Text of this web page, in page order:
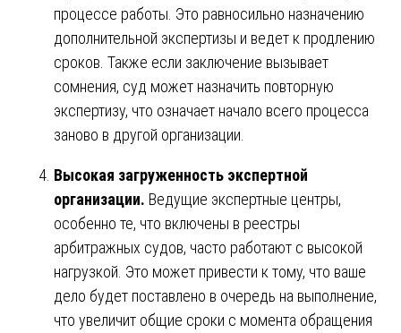
процессе работы. Это равносильно назначению
дополнительной экспертизы и ведет к продлению
сроков. Также если заключение вызывает
сомнения, суд может назначить повторную
экспертизу, что означает начало всего процесса
заново в другой организации.
Высокая загруженность экспертной
организации. Ведущие экспертные центры,
особенно те, что включены в реестры
арбитражных судов, часто работают с высокой
нагрузкой. Это может привести к тому, что ваше
дело будет поставлено в очередь на выполнение,
что увеличит общие сроки с момента обращения